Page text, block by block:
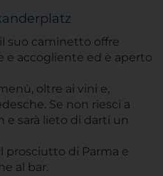
suo caminetto offre
e accogliente ed è aperto
oltre ai vini e,
Se non riesci a
e sarà lieto di darti un
prosciutto di Parma e
al bar.